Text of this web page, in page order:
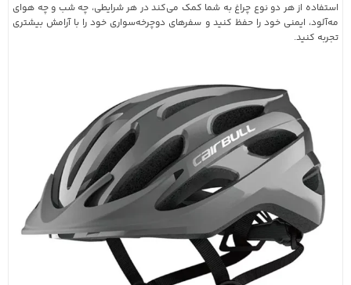
استفاده از هر دو نوع چراغ به شما کمک می‌کند در هر شرایطی، چه شب و چه هوای
مه‌آلود، ایمنی خود را حفظ کنید و سفرهای دوچرخه‌سواری خود را با آرامش بیشتری
تجربه کنید.